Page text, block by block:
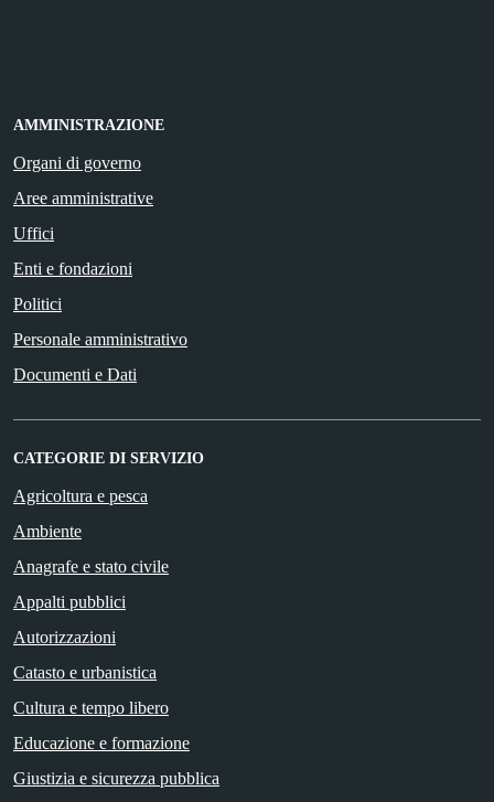
AMMINISTRAZIONE
Organi di governo
Aree amministrative
Uffici
Enti e fondazioni
Politici
Personale amministrativo
Documenti e Dati
CATEGORIE DI SERVIZIO
Agricoltura e pesca
Ambiente
Anagrafe e stato civile
Appalti pubblici
Autorizzazioni
Catasto e urbanistica
Cultura e tempo libero
Educazione e formazione
Giustizia e sicurezza pubblica